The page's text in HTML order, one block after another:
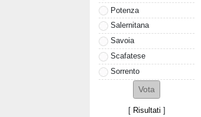
Potenza
Salernitana
Savoia
Scafatese
Sorrento
[ Risultati ]